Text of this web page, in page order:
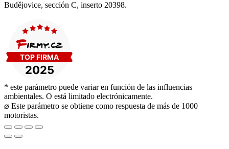
Budějovice, sección C, inserto 20398.
* este parámetro puede variar en función de las influencias
ambientales. O está limitado electrónicamente.
⌀ Este parámetro se obtiene como respuesta de más de 1000
motoristas.